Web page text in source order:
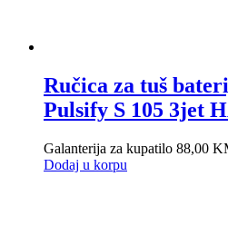
Ručica za tuš
Pulsify S 105 3jet
Galanterija za kupatilo 88,00
Dodaj u korpu